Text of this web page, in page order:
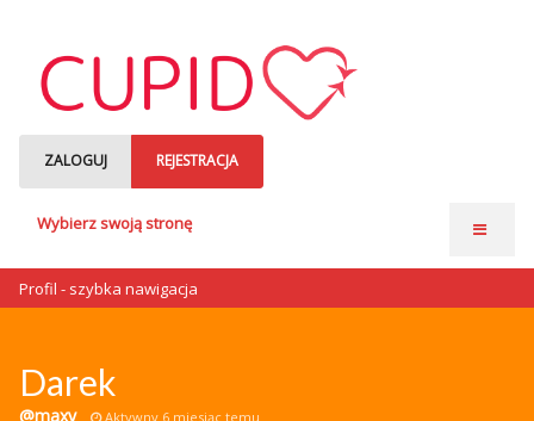
ZALOGUJ REJESTRACJA
Wybierz swoją stronę
o nas
Profil - szybka nawigacja
Darek
@maxy Aktywny 6 miesiąc temu